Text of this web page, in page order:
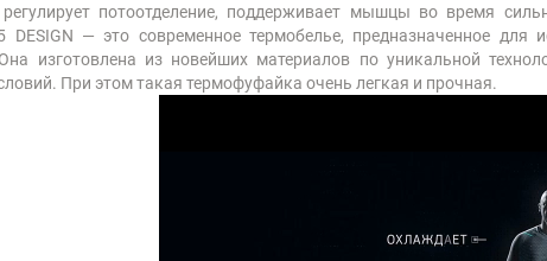
потоотделение, поддерживает мышцы во время
DESIGN — это современное термобелье, предназначенное
изготовлена из новейших материалов по уникальной
При этом такая термофуфайка очень легкая и прочная.